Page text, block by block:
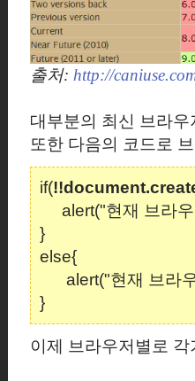
출처: http://
대부분의 최신 브라
또한 다음의 코드로
if(
alert("현재 브라우
}
else{
alert("현재 브라우
}
이제 브라우저별로